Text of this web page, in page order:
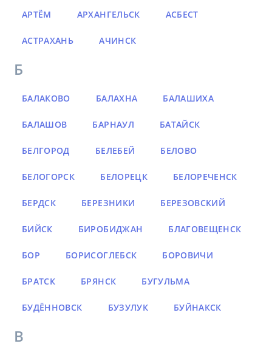
АРТЁМ АРХАНГЕЛЬСК АСБЕСТ
АСТРАХАНЬ АЧИНСК
Б
БАЛАКОВО БАЛАХНА БАЛАШИХА
БАЛАШОВ БАРНАУЛ БАТАЙСК
БЕЛГОРОД БЕЛЕБЕЙ БЕЛОВО
БЕЛОГОРСК БЕЛОРЕЦК БЕЛОРЕЧЕНСК
БЕРДСК БЕРЕЗНИКИ БЕРЕЗОВСКИЙ
БИЙСК БИРОБИДЖАН БЛАГОВЕЩЕНСК
БОР БОРИСОГЛЕБСК БОРОВИЧИ
БРАТСК БРЯНСК БУГУЛЬМА
БУДЁННОВСК БУЗУЛУК БУЙНАКСК
В